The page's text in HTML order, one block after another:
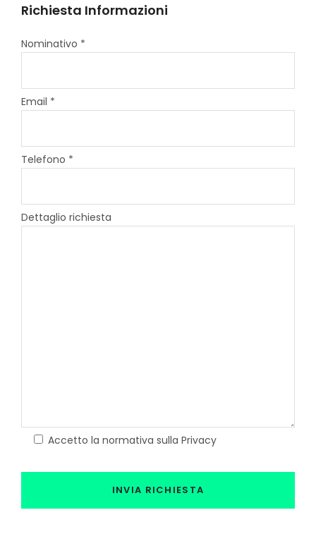
Richiesta Informazioni
Nominativo *
Email *
Telefono *
Dettaglio richiesta
Accetto la normativa sulla Privacy